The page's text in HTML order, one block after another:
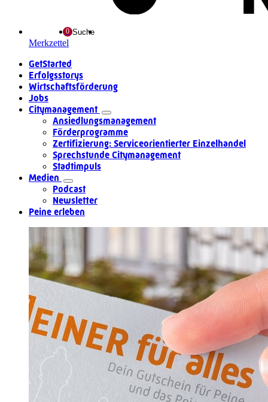
Merkzettel
Suche
GetStarted
Erfolgsstorys
Wirtschaftsförderung
Jobs
Citymanagement
Ansiedlungsmanagement
Förderprogramme
Zertifizierung: Serviceorientierter Einzelhandel
Sprechstunde Citymanagement
Stadtimpuls
Medien
Podcast
Newsletter
Peine erleben